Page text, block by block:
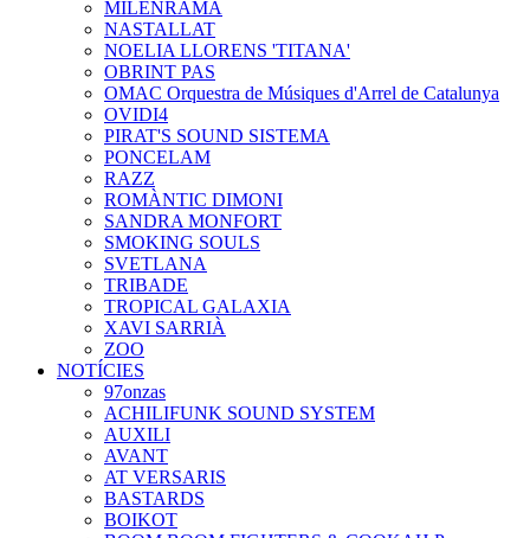
MILENRAMA
NASTALLAT
NOELIA LLORENS 'TITANA'
OBRINT PAS
OMAC Orquestra de Músiques d'Arrel de Catalunya
OVIDI4
PIRAT'S SOUND SISTEMA
PONCELAM
RAZZ
ROMÀNTIC DIMONI
SANDRA MONFORT
SMOKING SOULS
SVETLANA
TRIBADE
TROPICAL GALAXIA
XAVI SARRIÀ
ZOO
NOTÍCIES
97onzas
ACHILIFUNK SOUND SYSTEM
AUXILI
AVANT
AT VERSARIS
BASTARDS
BOIKOT